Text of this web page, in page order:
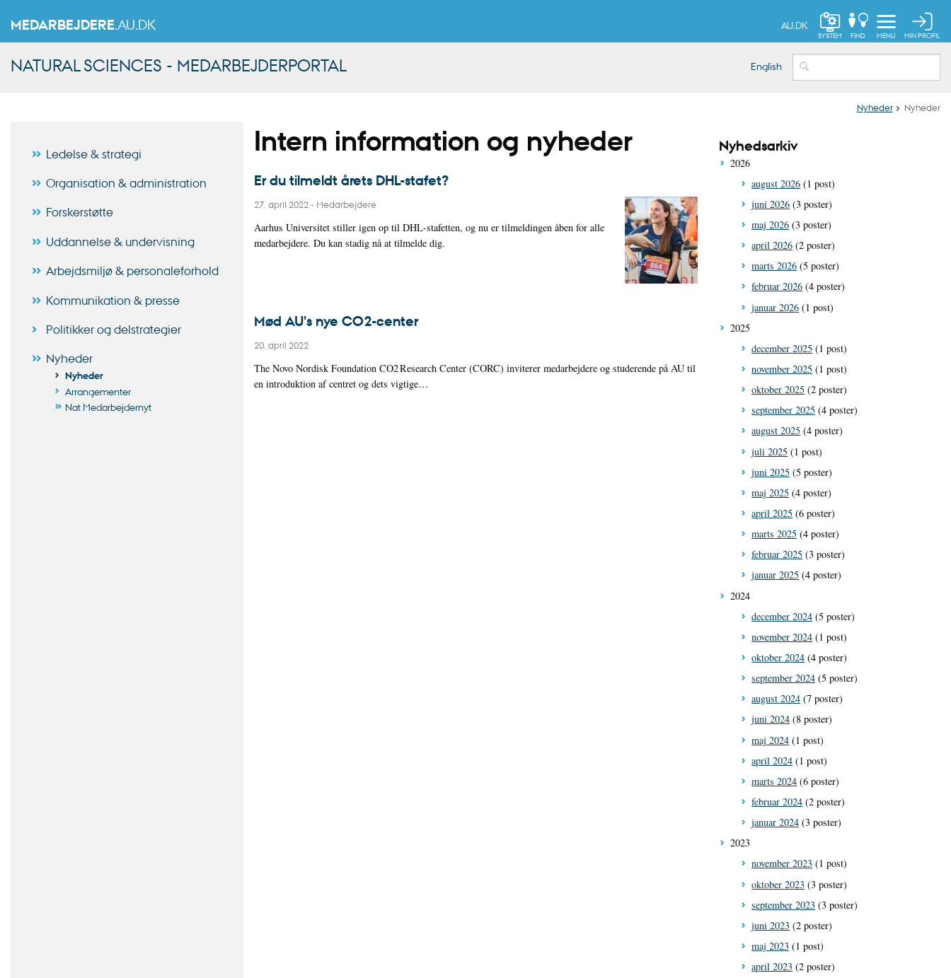
MEDARBEJDERE.AU.DK
MIN PROFIL
AU.DK
SYSTEM FIND MENU
NATURAL SCIENCES - MEDARBEJDERPORTAL English
Nyheder Nyheder
Ledelse & strategi
Organisation & administration
Forskerstøtte
Uddannelse & undervisning
Arbejdsmiljø & personaleforhold
Kommunikation & presse
Politikker og delstrategier
Nyheder
Nyheder
Arrangementer
Nat Medarbejdernyt
Intern information og nyheder
Er du tilmeldt årets DHL-stafet?
27. april 2022- Medarbejdere
Aarhus Universitet stiller igen op til DHL-stafetten, og nu er tilmeldingen åben for alle
medarbejdere. Du kan stadig nå at tilmelde dig.
Mød AU's nye CO2-center
20. april 2022
The Novo Nordisk Foundation CO2 Research Center (CORC) inviterer medarbejdere og studerende på AU til
en introduktion af centret og dets vigtige…
Nyhedsarkiv
2026
august 2026 (1 post)
juni 2026 (3 poster)
maj 2026 (3 poster)
april 2026 (2 poster)
marts 2026 (5 poster)
februar 2026 (4 poster)
januar 2026 (1 post)
2025
december 2025 (1 post)
november 2025 (1 post)
oktober 2025 (2 poster)
september 2025 (4 poster)
august 2025 (4 poster)
juli 2025 (1 post)
juni 2025 (5 poster)
maj 2025 (4 poster)
april 2025 (6 poster)
marts 2025 (4 poster)
februar 2025 (3 poster)
januar 2025 (4 poster)
2024
december 2024 (5 poster)
november 2024 (1 post)
oktober 2024 (4 poster)
september 2024 (5 poster)
august 2024 (7 poster)
juni 2024 (8 poster)
maj 2024 (1 post)
april 2024 (1 post)
marts 2024 (6 poster)
februar 2024 (2 poster)
januar 2024 (3 poster)
2023
november 2023 (1 post)
oktober 2023 (3 poster)
september 2023 (3 poster)
juni 2023 (2 poster)
maj 2023 (1 post)
april 2023 (2 poster)